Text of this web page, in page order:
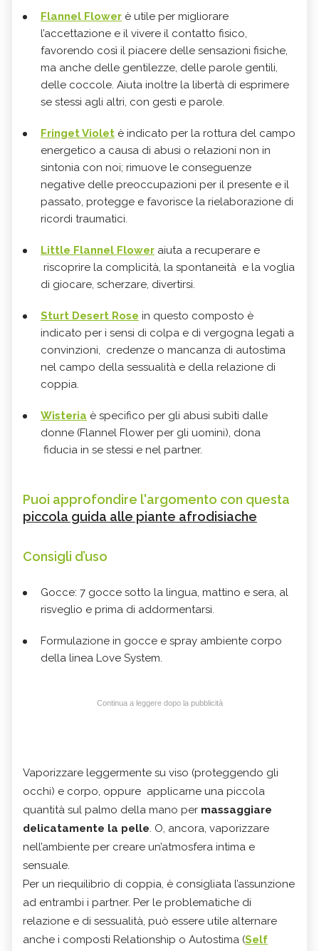
Flannel Flower è utile per migliorare
l’accettazione e il vivere il contatto fisico,
favorendo così il piacere delle sensazioni fisiche,
ma anche delle gentilezze, delle parole gentili,
delle coccole. Aiuta inoltre la libertà di esprimere
se stessi agli altri, con gesti e parole.
Fringet Violet è indicato per la rottura del campo
energetico a causa di abusi o relazioni non in
sintonia con noi; rimuove le conseguenze
negative delle preoccupazioni per il presente e il
passato, protegge e favorisce la rielaborazione di
ricordi traumatici.
Little Flannel Flower aiuta a recuperare e
riscoprire la complicità, la spontaneità e la voglia
di giocare, scherzare, divertirsi.
Sturt Desert Rose in questo composto è
indicato per i sensi di colpa e di vergogna legati a
convinzioni, credenze o mancanza di autostima
nel campo della sessualità e della relazione di
coppia.
Wisteria è specifico per gli abusi subìti dalle
donne (Flannel Flower per gli uomini), dona
fiducia in se stessi e nel partner.
Puoi approfondire l'argomento con questa
piccola guida alle piante afrodisiache
Consigli d’uso
Gocce: 7 gocce sotto la lingua, mattino e sera, al
risveglio e prima di addormentarsi.
Formulazione in gocce e spray ambiente corpo
della linea Love System.
Continua a leggere dopo la pubblicità
Vaporizzare leggermente su viso (proteggendo gli
occhi) e corpo, oppure applicarne una piccola
quantità sul palmo della mano per massaggiare
delicatamente la pelle. O, ancora, vaporizzare
nell’ambiente per creare un’atmosfera intima e
sensuale.
Per un riequilibrio di coppia, è consigliata l’assunzione
ad entrambi i partner. Per le problematiche di
relazione e di sessualità, può essere utile alternare
anche i composti Relationship o Autostima (Self